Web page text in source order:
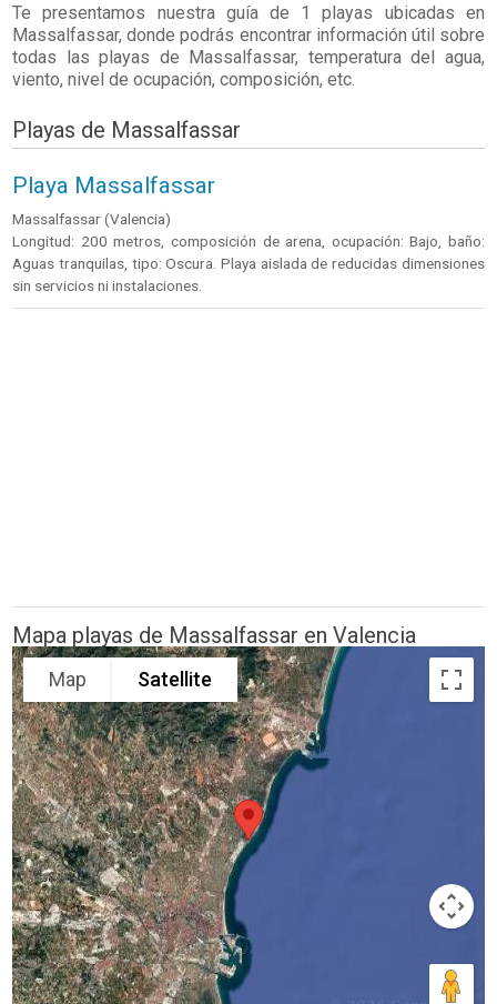
Te presentamos nuestra guía de 1 playas ubicadas en
Massalfassar, donde podrás encontrar información útil sobre
todas las playas de Massalfassar, temperatura del agua,
viento, nivel de ocupación, composición, etc.
Playas de Massalfassar
Playa Massalfassar
Massalfassar (Valencia)
Longitud: 200 metros, composición de arena, ocupación: Bajo, baño:
Aguas tranquilas, tipo: Oscura. Playa aislada de reducidas dimensiones
sin servicios ni instalaciones.
Mapa playas de Massalfassar en Valencia
Map Satellite